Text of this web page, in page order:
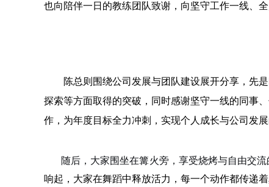
也向陪伴一日的教练团队致谢，向坚守工作一线、
陈总则围绕公司发展与团队建设展开分享，先
探索等方面取得的突破，同时感谢坚守一线的同事
作，为年度目标全力冲刺，实现个人成长与公司发展
随后，大家围坐在篝火旁，享受烧烤与自由交流
响起，大家在舞蹈中释放活力，每一个动作都传递着